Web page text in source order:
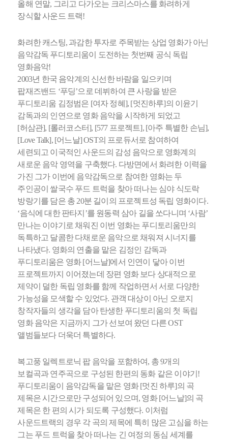
올해 연말, 그리고 다가오는 크리스마스를 화려하게
장식할 사운드 트랙!
화려한 캐스팅, 과감한 투자로 주목받는 상업 영화가 아닌
음악감독 푸디토리움이 도전하는 첫번째 공식 독립
영화음악!
2003년 한국 음악계의 신선한 바람을 일으키며
팝재즈밴드 ‘푸딩’으로 데뷔하여 큰 사랑을 받은
푸디토리움 김정범은 [여자 정혜], [멋진하루]의 이윤기
감독과의 인연으로 영화 음악을 시작하게 되었고
[허삼관], [롤러코스터], [577 프로젝트], [아주 특별한 손님],
[Love Talk], [어느날] OST의 프로듀서로 참여하여
세련되고 이국적인 사운드의 감성 음악으로 영화계의
새로운 음악 영역을 구축했다. 다방면에서 화려한 이력을
가진 그가 이번에 음악감독으로 참여한 영화는 두
주인공이 쌀국수 푸드 트럭을 찾아 떠나는 심야 식도락
방랑기를 담은 총 20분 길이의 프로젝트성 독립 영화이다.
‘음식에 대한 판타지’를 원동력 삼아 길을 쏘다니며 ‘사람’
만나는 이야기로 채워진 이번 영화는 푸디토리움만의
독특하고 달콤한 다채로운 음악으로 채워져 시너지를
나타냈다. 영화의 연출을 맡은 김정인 감독과
푸디토리움은 영화 [어느날]에서 인연이 닿아 이번
프로젝트까지 이어졌는데 장편 영화 보다 상대적으로
제약이 덜한 독립 영화를 함께 작업하면서 서로 다양한
가능성을 모색할 수 있었다. 관객 대상이 아닌 오로지
창작자들의 생각을 담아 탄생한 푸디토리움의 첫 독립
영화 음악은 지금까지 그가 선보여 왔던 다른 OST
앨범들보다 더욱더 특별하다.
복고풍 일렉트로닉 팝 음악을 포함하여, 총 9개의
보컬곡과 연주곡으로 구성된 한편의 동화 같은 이야기!
푸디토리움이 음악감독을 맡은 영화 [멋진 하루]의 곡
제목은 시간으로만 구성되어 있으며, 영화 [어느날]의 곡
제목은 한 편의 시가 되도록 구성했다. 이처럼
사운드트랙의 경우 각 곡의 제목에 특히 많은 고심을 하는
그는 푸드 트럭을 찾아 떠나는 긴 여정의 동심 세계를